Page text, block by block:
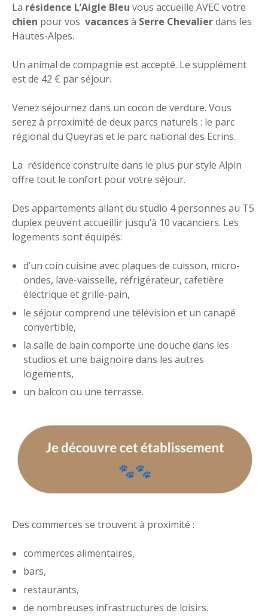
La résidence L’Aigle Bleu vous accueille AVEC votre
chien pour vos vacancesà Serre Chevalierdans les
Hautes-Alpes.
Un animal de compagnie est accepté. Le supplément
est de 42 € par séjour.
Venez séjournez dans un cocon de verdure. Vous
serez à prroximité de deux parcs naturels : le parc
régional du Queyras et le parc national des Ecrins.
La résidence construite dans le plus pur style Alpin
offre tout le confort pour votre séjour.
Des appartements allant du studio 4 personnes au T5
duplex peuvent accueillir jusqu’à 10 vacanciers. Les
logements sont équipés:
d’un coin cuisine avec plaques de cuisson, micro-
ondes, lave-vaisselle, réfrigérateur, cafetière
électrique et grille-pain,
le séjour comprend une télévision et un canapé
convertible,
la salle de bain comporte une douche dans les
studios et une baignoire dans les autres
logements,
un balcon ou une terrasse.
Des commerces se trouvent à proximité :
commerces alimentaires,
bars,
restaurants,
de nombreuses infrastructures de loisirs.